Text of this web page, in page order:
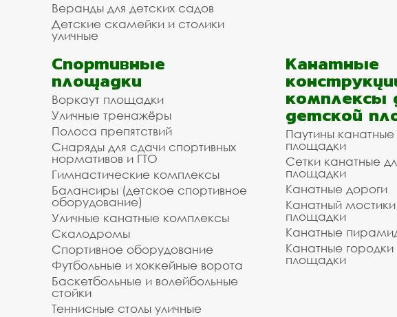
Веранды для детских садов
Детские скамейки и столики
уличные
Спортивные
площадки
Воркаут площадки
Уличные тренажёры
Полоса препятствий
Снаряды для сдачи спортивных
нормативов и ГТО
Гимнастические комплексы
Балансиры (детское спортивное
оборудование)
Уличные канатные комплексы
Скалодромы
Спортивное оборудование
Футбольные и хоккейные ворота
Баскетбольные и волейбольные
стойки
Теннисные столы уличные
Канатные
комплексы
детской
Паутины канатные
площадки
Сетки канатные
площадки
Канатные дороги
Канатный мостики
площадки
Канатные
Канатные городки
площадки